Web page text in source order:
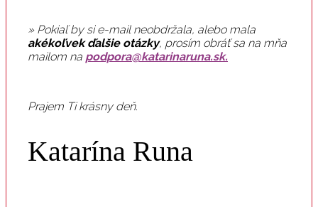
» Pokiaľ by si e-mail neobdržala, alebo mala
akékoľvek ďalšie otázky, prosím obráť sa na mňa
mailom na podpora@katarinaruna.sk.
Prajem Ti krásny deň.
Katarína Runa